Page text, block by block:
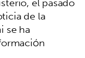
de la
se ha